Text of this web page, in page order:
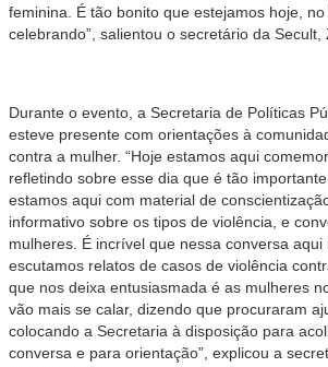
feminina. É tão bonito que estejamos hoje,
celebrando”, salientou o secretário da Secult,
Durante o evento, a Secretaria de Políticas
esteve presente com orientações à
contra a mulher. “Hoje estamos aqui
refletindo sobre esse dia que é tão
estamos aqui com material de
informativo sobre os tipos de violência, e
mulheres. É incrível que nessa conversa aqui
escutamos relatos de casos de violência
que nos deixa entusiasmada é as mulheres
vão mais se calar, dizendo que procuraram
colocando a Secretaria à disposição para
conversa e para orientação”, explicou a